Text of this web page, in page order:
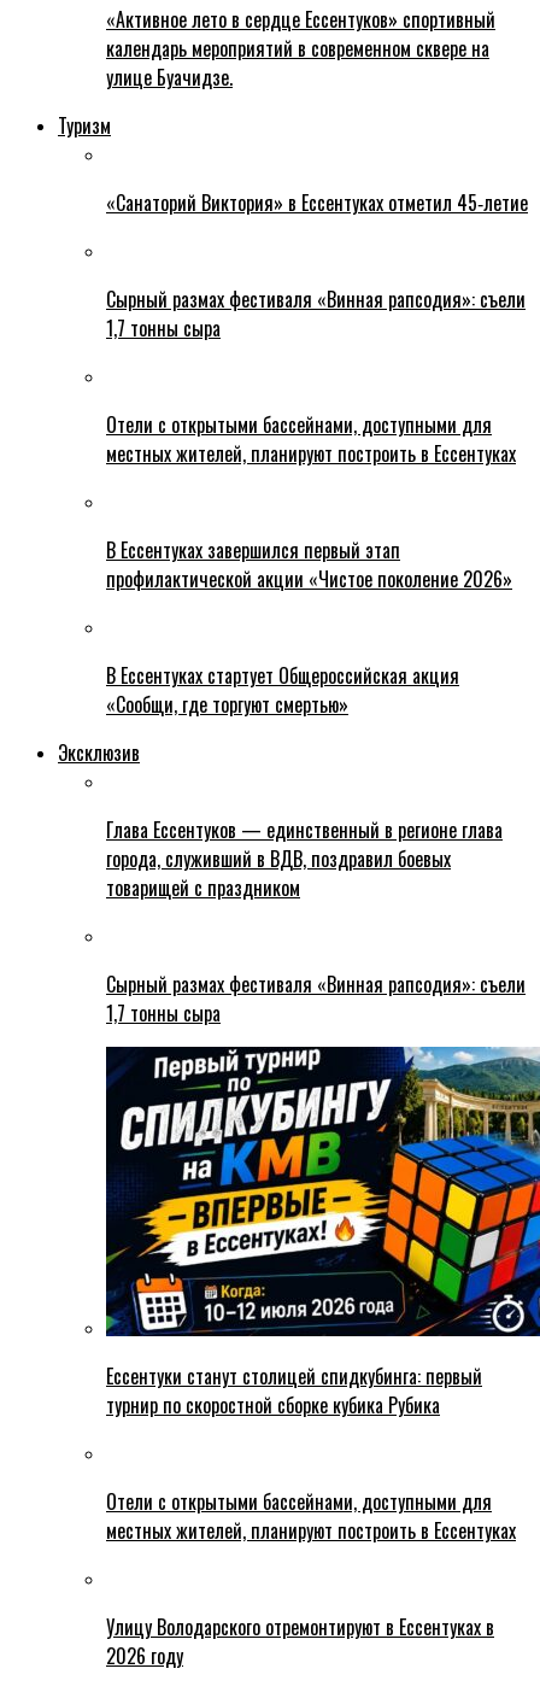
«Активное лето в сердце Ессентуков» спортивный
календарь мероприятий в современном сквере на
улице Буачидзе.
Туризм
«Санаторий Виктория» в Ессентуках отметил 45‑летие
Сырный размах фестиваля «Винная рапсодия»: съели
1,7 тонны сыра
Отели с открытыми бассейнами, доступными для
местных жителей, планируют построить в Ессентуках
В Ессентуках завершился первый этап
профилактической акции «Чистое поколение 2026»
В Ессентуках стартует Общероссийская акция
«Сообщи, где торгуют смертью»
Эксклюзив
Глава Ессентуков — единственный в регионе глава
города, служивший в ВДВ, поздравил боевых
товарищей с праздником
Сырный размах фестиваля «Винная рапсодия»: съели
1,7 тонны сыра
Ессентуки станут столицей спидкубинга: первый
турнир по скоростной сборке кубика Рубика
Отели с открытыми бассейнами, доступными для
местных жителей, планируют построить в Ессентуках
Улицу Володарского отремонтируют в Ессентуках в
2026 году